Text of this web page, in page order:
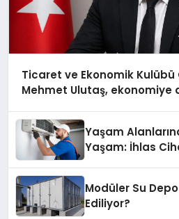
Ticaret ve Ekonomik Kulübü
Mehmet Ulutaş, ekonomiye
Yaşam
Yaşam: İhlas
Modüler Su
Ediliyor?